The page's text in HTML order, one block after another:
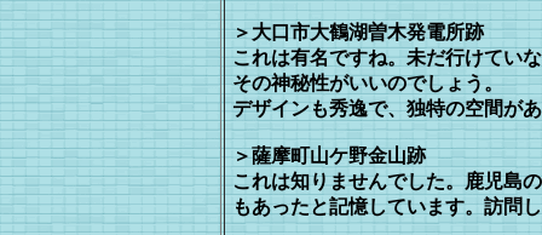
＞大口市大鶴湖曽木発電所跡
これは有名ですね。未だ行けてい
その神秘性がいいのでしょう。
デザインも秀逸で、独特の空間が
＞薩摩町山ケ野金山跡
これは知りませんでした。鹿児島
もあったと記憶しています。訪問